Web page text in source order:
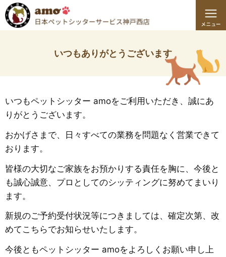
いつもありがとうございます
いつもペットシッター amoをご利用いただき、誠にあ
りがとうございます。
​おかげさまで、日々すべての業務を問題なく営業できて
おります。
皆様の大切なご家族をお預かりする責任を胸に、今後と
も誠心誠意、プロとしてのシッティングに努めてまいり
ます。
​新規のご予約受付状況等につきましては、確定次第、改
めてこちらでお知らせいたします。
​今後ともペットシッター amoをよろしくお願い申し上